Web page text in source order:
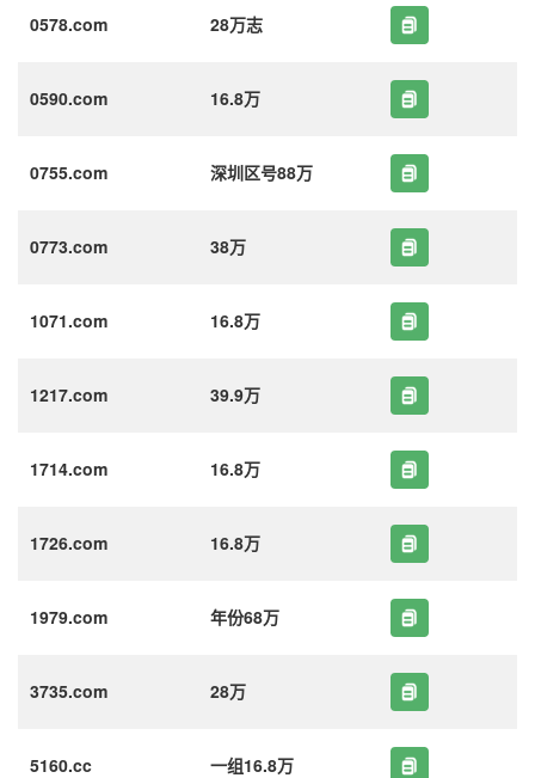
0578.com 28万志
0590.com 16.8万
0755.com 深圳区号88万
0773.com 38万
1071.com 16.8万
1217.com 39.9万
1714.com 16.8万
1726.com 16.8万
1979.com 年份68万
3735.com 28万
5160.cc 一组16.8万